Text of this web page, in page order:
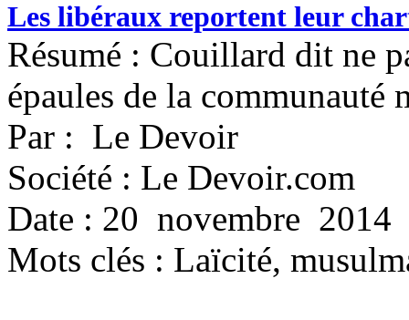
Les libéraux reportent leur
Résumé : Couillard dit ne
épaules de la communauté
Par : Le Devoir
Société : Le Devoir.com
Date : 20 novembre 2014
Mots clés : Laïcité,